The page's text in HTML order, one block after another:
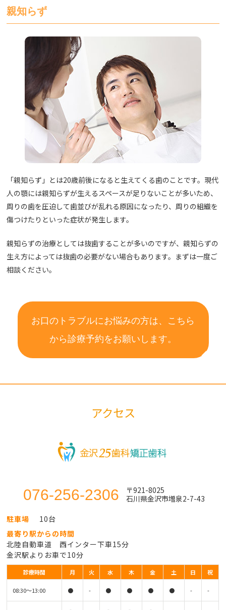
親知らず
「親知らず」とは20歳前後になると生えてくる歯のことです。現代
人の顎には親知らずが生えるスペースが足りないことが多いため、
周りの歯を圧迫して歯並びが乱れる原因になったり、周りの組織を
傷つけたりといった症状が発生します。
親知らずの治療としては抜歯することが多いのですが、親知らずの
生え方によっては抜歯の必要がない場合もあります。まずは一度ご
相談ください。
お口のトラブルにお悩みの方は、こちら
から診療予約をお願いします。
アクセス
076-256-2306
〒921-8025
石川県金沢市増泉2-7-43
駐車場
10台
最寄り駅からの時間
北陸自動車道 西インター下車15分
金沢駅よりお車で10分
診療時間 月 火 水 木 金 土 日 祝
08:30〜13:00 ● - ● ● ● ● - -